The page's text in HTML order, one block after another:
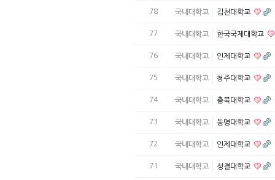
78 국내대학교 김천대학교
77 국내대학교 한국국제대학교
76 국내대학교 인제대학교
75 국내대학교 청주대학교
74 국내대학교 충북대학교
73 국내대학교 동명대학교
72 국내대학교 인제대학교
71 국내대학교 성결대학교